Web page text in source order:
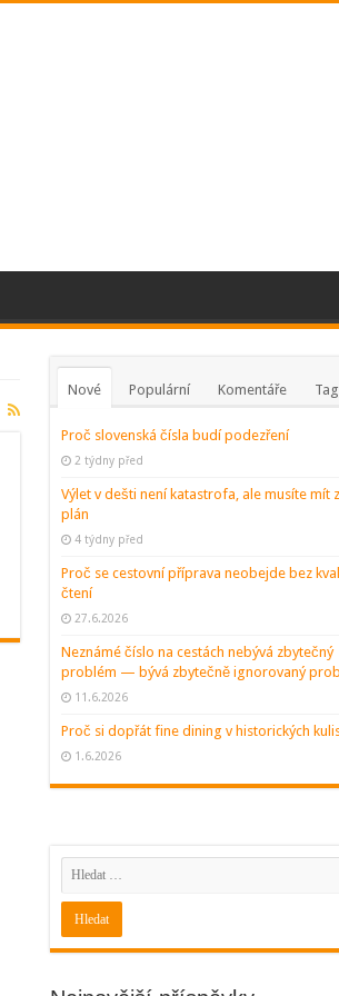
Nové Populární Komentáře
Proč slovenská čísla budí podezření
2 týdny před
Výlet v dešti není katastrofa, ale musíte mít
plán
4 týdny před
Proč se cestovní příprava neobejde bez
čtení
27.6.2026
Neznámé číslo na cestách nebývá zbytečný
problém — bývá zbytečně ignorovaný
11.6.2026
Proč si dopřát fine dining v historických
1.6.2026